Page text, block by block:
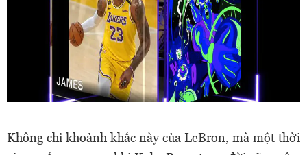
Không chỉ khoảnh khắc này của LeBron, mà một thời